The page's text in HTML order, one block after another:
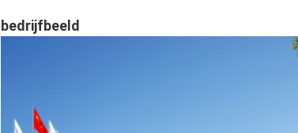
bedrijfbeeld